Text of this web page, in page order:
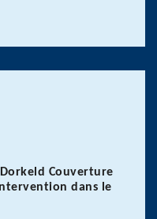
Couverture
dans le